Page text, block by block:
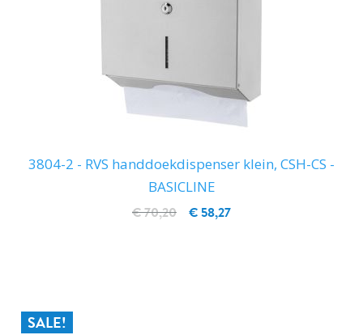
3804-2 - RVS handdoekdispenser klein, CSH-CS -
BASICLINE
€ 58,27
€ 70,20
SALE!